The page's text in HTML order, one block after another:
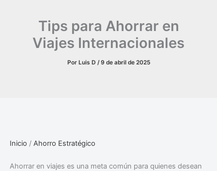
Tips para Ahorrar en
Viajes Internacionales
Por Luis D /9 de abril de 2025
Inicio / Ahorro Estratégico
Ahorrar en viajes es una meta común para quienes desean